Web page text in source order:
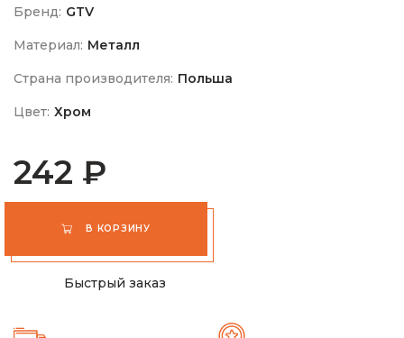
Бренд: GTV
Материал: Металл
Страна производителя: Польша
Цвет: Хром
242 ₽
В КОРЗИНУ
Быстрый заказ